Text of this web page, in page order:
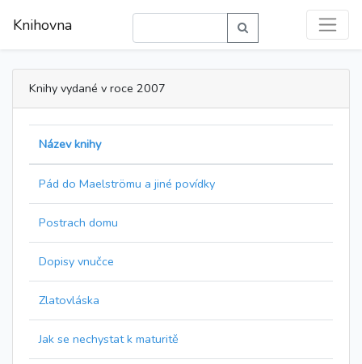
Knihovna
Knihy vydané v roce 2007
Název knihy
Pád do Maelströmu a jiné povídky
Postrach domu
Dopisy vnučce
Zlatovláska
Jak se nechystat k maturitě